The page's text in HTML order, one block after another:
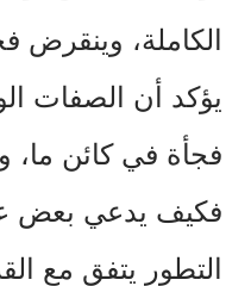
الكاملة، وينقرض
يؤكد أن الصفات
فجأة في كائن ما،
فكيف يدعي بعض
التطور يتفق مع